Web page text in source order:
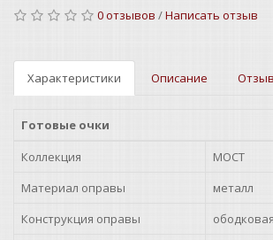
+3.00
+3.25
+3.50
+4.50
0 отзывов /Написать отзыв
Характеристики Описание
Готовые очки
Коллекция
MOCT
Материал оправы
металл
Конструкция оправы
ободковая